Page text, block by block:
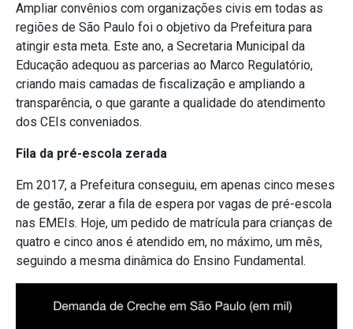
Ampliar convênios com organizações civis em todas as
regiões de São Paulo foi o objetivo da Prefeitura para
atingir esta meta. Este ano, a Secretaria Municipal da
Educação adequou as parcerias ao Marco Regulatório,
criando mais camadas de fiscalização e ampliando a
transparência, o que garante a qualidade do atendimento
dos CEIs conveniados.
Fila da pré-escola zerada
Em 2017, a Prefeitura conseguiu, em apenas cinco meses
de gestão, zerar a fila de espera por vagas de pré-escola
nas EMEIs. Hoje, um pedido de matrícula para crianças de
quatro e cinco anos é atendido em, no máximo, um mês,
seguindo a mesma dinâmica do Ensino Fundamental.